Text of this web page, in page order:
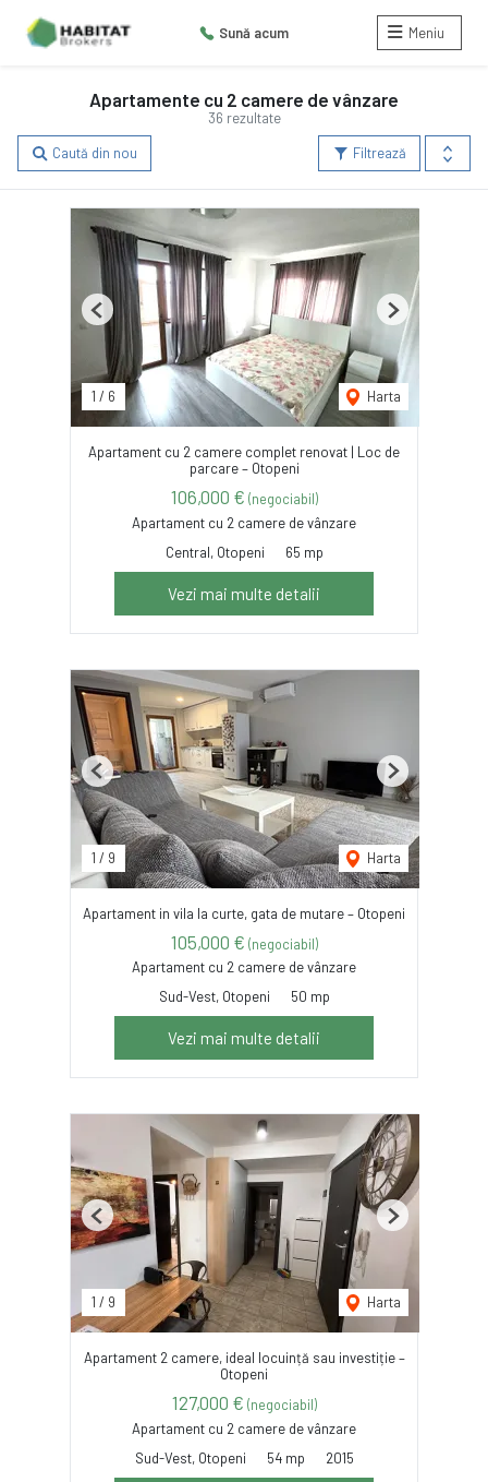
Sună acum Meniu
36 rezultate
Apartamente cu 2 camere de vânzare
Filtrează
Caută din nou
1 / 6 Harta
Previous Next
Apartament cu 2 camere complet renovat | Loc de
parcare – Otopeni
106,000 € (negociabil)
Apartament cu 2 camere de vânzare
Central, Otopeni
65 mp
Vezi mai multe detalii
1 / 9 Harta
Previous Next
Apartament in vila la curte, gata de mutare – Otopeni
105,000 € (negociabil)
Apartament cu 2 camere de vânzare
Sud-Vest, Otopeni
50 mp
Vezi mai multe detalii
1 / 9 Harta
Previous Next
Apartament 2 camere, ideal locuință sau investiție –
Otopeni
127,000 € (negociabil)
Apartament cu 2 camere de vânzare
Sud-Vest, Otopeni
54 mp 2015